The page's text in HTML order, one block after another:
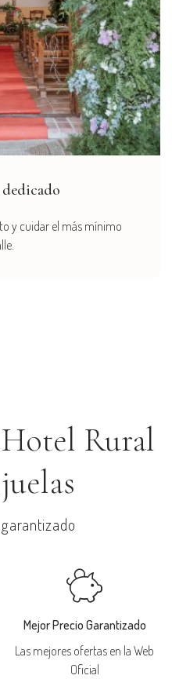
y cuidar el más mínimo
Rural
Mejor Precio Garantizado
Las mejores ofertas en la Web
Oficial